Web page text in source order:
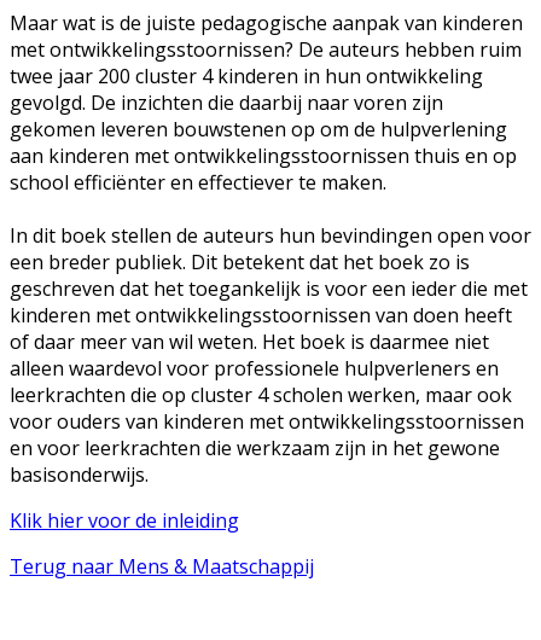
Maar wat is de juiste pedagogische aanpak van kinderen
met ontwikkelingsstoornissen? De auteurs hebben ruim
twee jaar 200 cluster 4 kinderen in hun ontwikkeling
gevolgd. De inzichten die daarbij naar voren zijn
gekomen leveren bouwstenen op om de hulpverlening
aan kinderen met ontwikkelingsstoornissen thuis en op
school efficiënter en effectiever te maken.
In dit boek stellen de auteurs hun bevindingen open voor
een breder publiek. Dit betekent dat het boek zo is
geschreven dat het toegankelijk is voor een ieder die met
kinderen met ontwikkelingsstoornissen van doen heeft
of daar meer van wil weten. Het boek is daarmee niet
alleen waardevol voor professionele hulpverleners en
leerkrachten die op cluster 4 scholen werken, maar ook
voor ouders van kinderen met ontwikkelingsstoornissen
en voor leerkrachten die werkzaam zijn in het gewone
basisonderwijs.
Klik hier voor de inleiding
Terug naar Mens & Maatschappij